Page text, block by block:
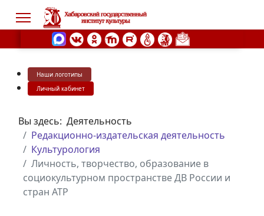
Наши логотипы
Личный кабинет
Вы здесь: Деятельность
Редакционно-издательская деятельность
Культурология
Личность, творчество, образование в
социокультурном пространстве ДВ России и
стран АТР